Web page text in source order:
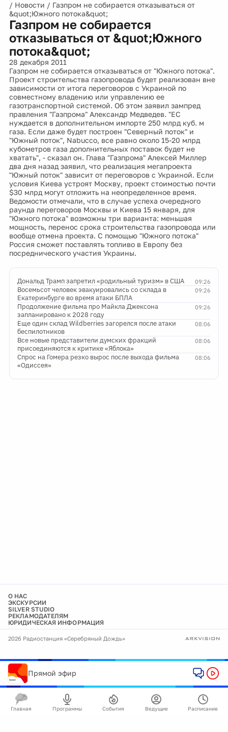
/ Новости / Газпром не собирается отказываться от
&quot;Южного потока&quot;
Газпром не собирается
отказываться от &quot;Южного
потока&quot;
28 декабря 2011
Газпром не собирается отказываться от "Южного потока".
Проект строительства газопровода будет реализован вне
зависимости от итога переговоров с Украиной по
совместному владению или управлению ее
газотранспортной системой. Об этом заявил зампред
правления "Газпрома" Александр Медведев. "ЕС
нуждается в дополнительном импорте 250 млрд куб. м
газа. Если даже будет построен "Северный поток" и
"Южный поток", Nabucco, все равно около 15-20 млрд
кубометров газа дополнительных поставок будет не
хватать", - сказал он. Глава "Газпрома" Алексей Миллер
два дня назад заявил, что реализация мегапроекта
"Южный поток" зависит от переговоров с Украиной. Если
условия Киева устроят Москву, проект стоимостью почти
$30 млрд могут отложить на неопределенное время.
Ведомости отмечали, что в случае успеха очередного
раунда переговоров Москвы и Киева 15 января, для
"Южного потока" возможны три варианта: меньшая
мощность, перенос срока строительства газопровода или
вообще отмена проекта. С помощью "Южного потока"
Россия сможет поставлять топливо в Европу без
посреднического участия Украины.
09:26
Дональд Трамп запретил «родильный туризм» в США
09:26
Восемьсот человек эвакуировались со склада в
Екатеринбурге во время атаки БПЛА
09:26
Продолжение фильма про Майкла Джексона
запланировано к 2028 году
08:06
Еще один склад Wildberries загорелся после атаки
беспилотников
08:06
Все новые представители думских фракций
присоединяются к критике «Яблока»
08:06
Спрос на Гомера резко вырос после выхода фильма
«Одиссея»
О НАС
ЭКСКУРСИИ
SILVER STUDIO
РЕКЛАМОДАТЕЛЯМ
ЮРИДИЧЕСКАЯ ИНФОРМАЦИЯ
2026 Радиостанция «Серебряный Дождь»
Прямой эфир
Главная Программы События Ведущие Расписание